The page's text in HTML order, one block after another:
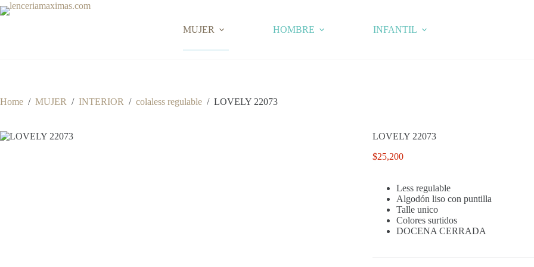
Skip
to
MUJER HOMBRE INFANTIL
Home / MUJER / INTERIOR / colaless regulable / LOVELY 22073
LOVELY 22073
$25,200
Less regulable
Algodón liso con puntilla
Talle unico
Colores surtidos
DOCENA CERRADA